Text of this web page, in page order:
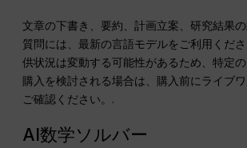
文章の下書き、要約、計画立案、研究結果
質問には、最新の言語モデルをご利用くだ
供状況は変動する可能性があるため、特定
購入を検討される場合は、購入前にライブ
ご確認ください。.
AI数学ソルバー